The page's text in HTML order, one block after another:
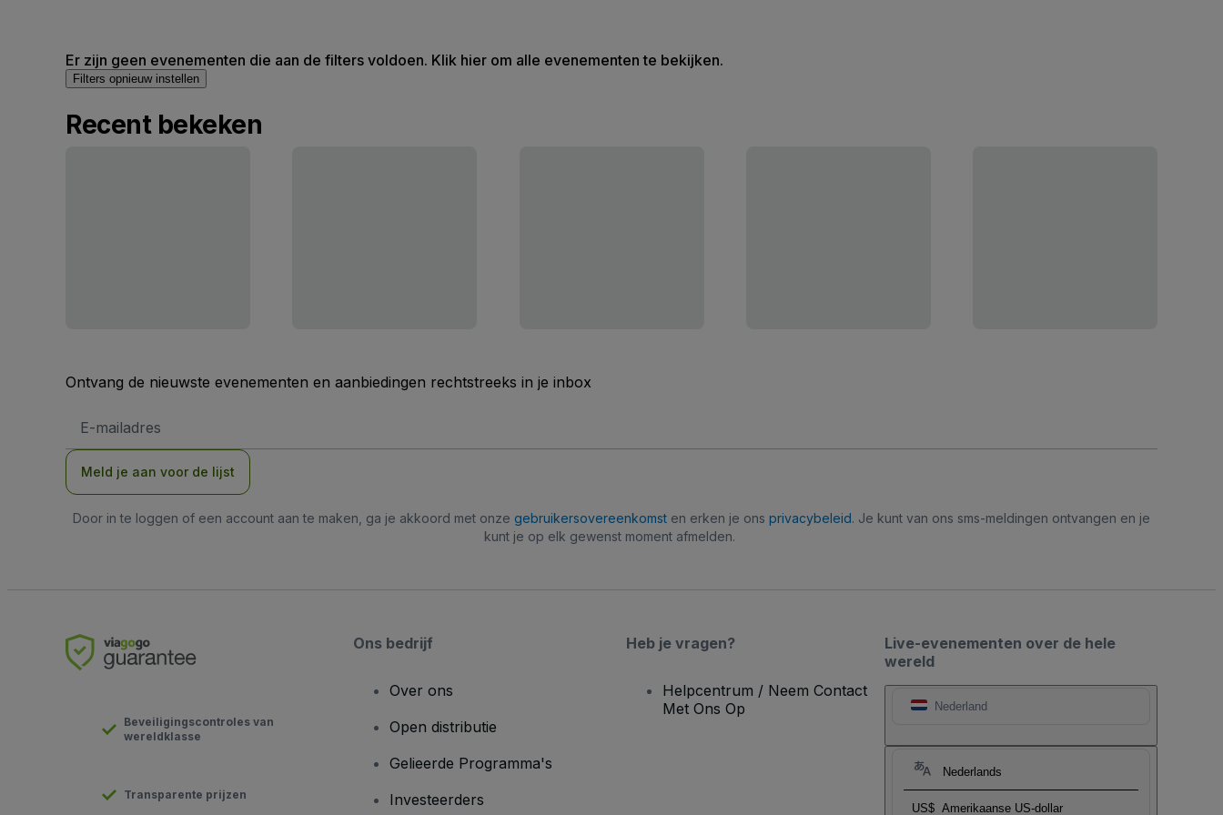
Er zijn geen evenementen die aan de filters voldoen. Klik hier om alle evenementen te bekijken.
Filters opnieuw instellen
Recent bekeken
Ontvang de nieuwste evenementen en aanbiedingen rechtstreeks in je inbox
mailadres
Meld je aan voor de lijst
Door in te loggen of een account aan te maken, ga je akkoord met onze gebruikersovereenkomst en erken je ons privacybeleid. Je kunt van ons sms-meldingen ontvangen en je
kunt je op elk gewenst moment afmelden.
Live-evenementen over de hele
wereld
Nederland
Nederlands
US$ Amerikaanse US-dollar
Beveiligingscontroles van
wereldklasse
Transparente prijzen
Ons bedrijf
Over ons
Open distributie
Gelieerde Programma's
Investeerders
Heb je vragen?
Helpcentrum / Neem Contact
Met Ons Op